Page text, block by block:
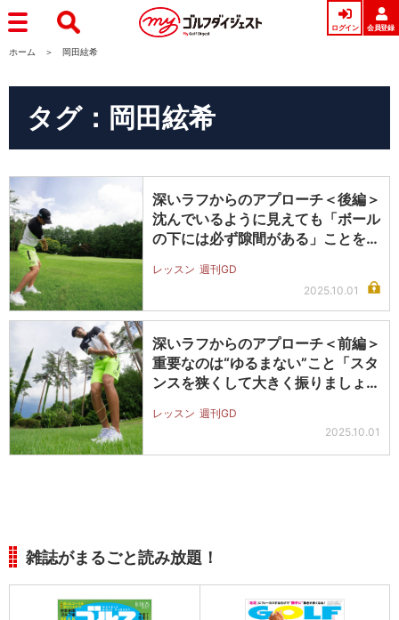
ログイン 会員登録
ホーム 岡田絃希
タグ：岡田絃希
深いラフからのアプローチ＜後編＞
沈んでいるように見えても「ボール
の下には必ず隙間がある」ことを忘
レッスン 週刊GD
2025.10.01
深いラフからのアプローチ＜前編＞
重要なのは“ゆるまない”こと「スタ
ンスを狭くして大きく振りましょ
レッスン 週刊GD
2025.10.01
雑誌がまるごと読み放題！